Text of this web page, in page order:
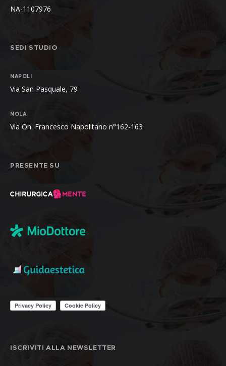
NA-1107976
SEDI STUDIO
NAPOLI
Via San Pasquale, 79
NOLA
Via On. Francesco Napolitano n°162-163
PRESENTE SU
ISCRIVITI ALLA NEWSLETTER